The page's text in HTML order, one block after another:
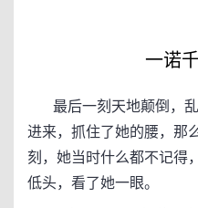
一诺
最后一刻天地颠倒，乱
进来，抓住了她的腰，那
刻，她当时什么都不记得
低头，看了她一眼。